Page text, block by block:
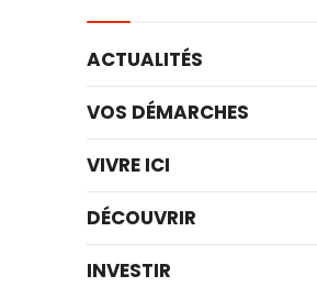
ACTUALITÉS
VOS DÉMARCHES
VIVRE ICI
DÉCOUVRIR
INVESTIR